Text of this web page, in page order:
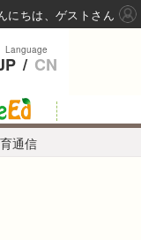
通信
Language
/ CN
にちは、ゲストさん